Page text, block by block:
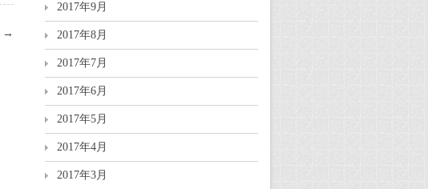
→
2017年9月
2017年8月
2017年7月
2017年6月
2017年5月
2017年4月
2017年3月